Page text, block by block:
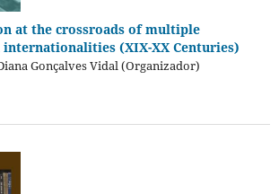
at the crossroads of multiple
(XIX-XX Centuries)
Gonçalves Vidal (Organizador)